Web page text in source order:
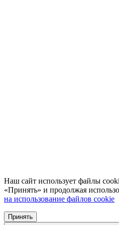
Наш сайт использует файлы
«Принять» и продолжая
на использование файлов cookie
Принять